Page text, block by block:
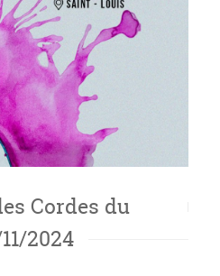
Cordes du
2024